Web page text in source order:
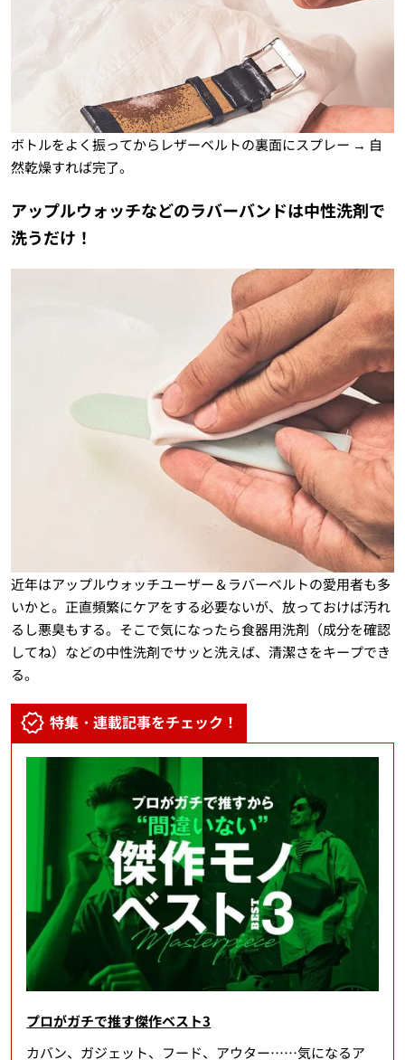
ボトルをよく振ってからレザーベルトの裏面にスプレー → 自
然乾燥すれば完了。
アップルウォッチなどのラバーバンドは中性洗剤で
洗うだけ！
近年はアップルウォッチユーザー＆ラバーベルトの愛用者も多
いかと。正直頻繁にケアをする必要ないが、放っておけば汚れ
るし悪臭もする。そこで気になったら食器用洗剤（成分を確認
してね）などの中性洗剤でサッと洗えば、清潔さをキープでき
る。
特集・連載記事をチェック！
プロがガチで推す傑作ベスト3
カバン、ガジェット、フード、アウター……気になるア